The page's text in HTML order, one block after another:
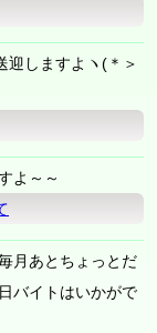
しますよヽ(＊＞
よ～～
あとちょっとだ
バイトはいかがで